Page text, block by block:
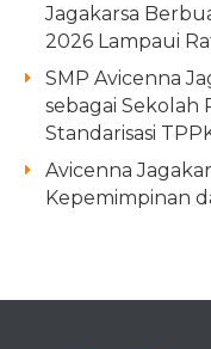
Jagakarsa
2026 Lampaui
SMP Avicenna
sebagai Sekolah
Standarisasi
Avicenna
Kepemimpinan